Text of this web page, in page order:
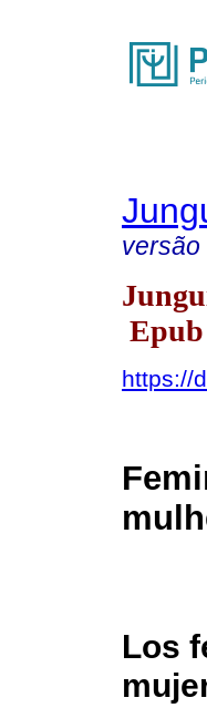
versão
Epub
https://
Los